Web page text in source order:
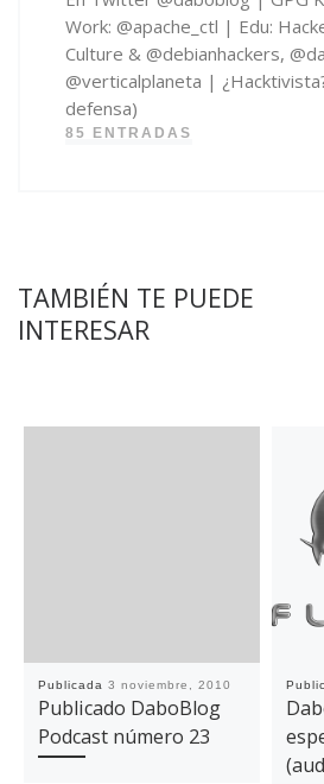
Work: @apache_ctl | Edu:
Culture & @debianhackers,
@verticalplaneta |
defensa)
85 ENTRADAS
TAMBIÉN TE PUEDE
INTERESAR
Publicada 3 noviembre, 2010
Publicado DaboBlog
Podcast número 23